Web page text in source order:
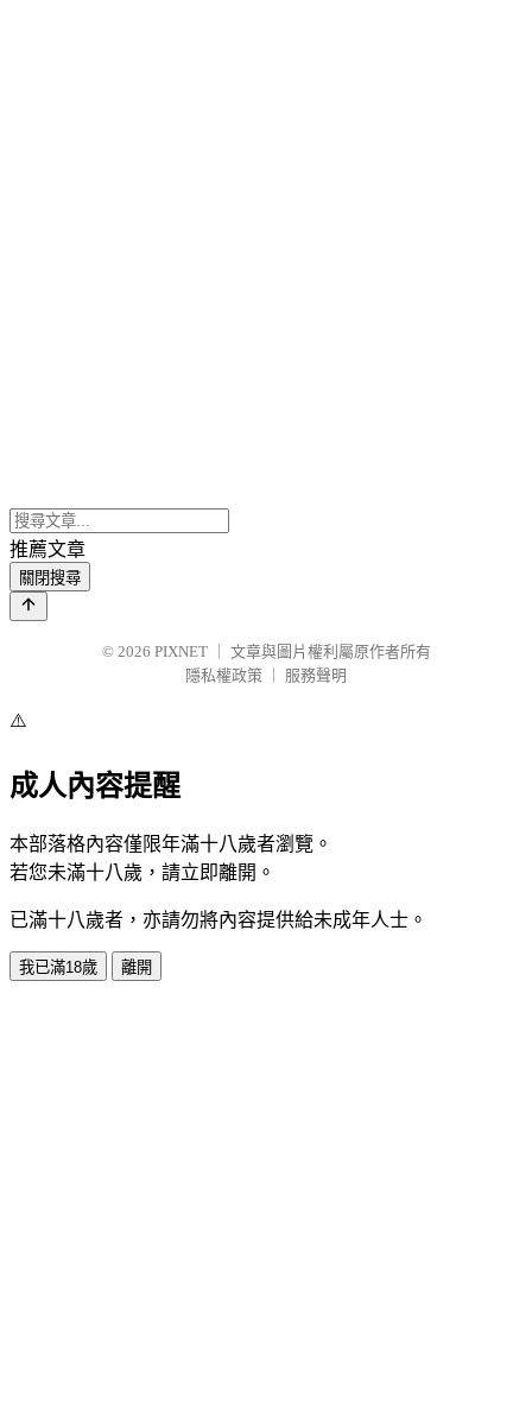
推薦文章
關閉搜尋
© 2026 PIXNET
文章與圖片權利屬原作者所有
隱私權政策
服務聲明
⚠️
成人內容提醒
本部落格內容僅限年滿十八歲者瀏覽。
若您未滿十八歲，請立即離開。
已滿十八歲者，亦請勿將內容提供給未成年人士。
我已滿18歲 離開